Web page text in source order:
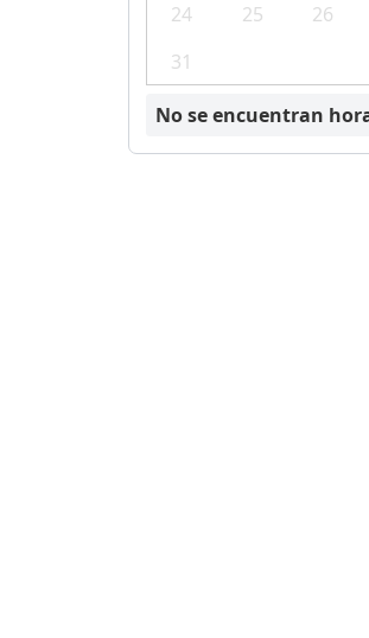
24
25 26
31
No se encuentran